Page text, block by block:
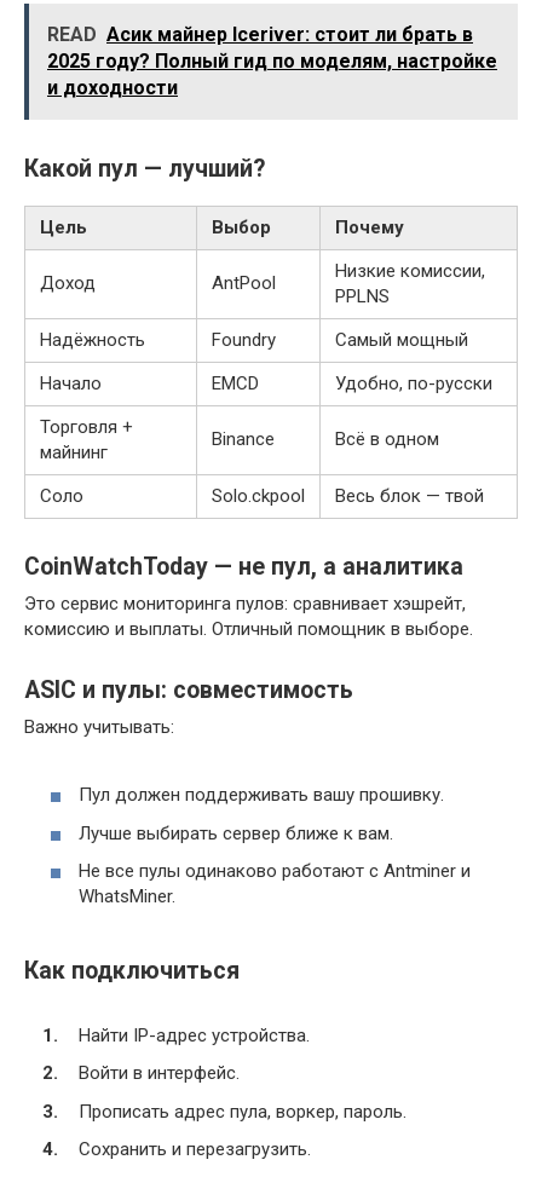
READ Асик майнер Iceriver: стоит ли брать в
2025 году? Полный гид по моделям, настройке
и доходности
Какой пул — лучший?
Цель Выбор Почему
Доход AntPool
Низкие комиссии,
PPLNS
Надёжность
Foundry
Самый мощный
Начало
EMCD
Удобно, по-русски
Торговля +
майнинг
Binance Всё в одном
Соло Solo.ckpool Весь блок — твой
CoinWatchToday — не пул, а аналитика
Это сервис мониторинга пулов: сравнивает хэшрейт,
комиссию и выплаты. Отличный помощник в выборе.
ASIC и пулы: совместимость
Важно учитывать:
Пул должен поддерживать вашу прошивку.
Лучше выбирать сервер ближе к вам.
Не все пулы одинаково работают с Antminer и
WhatsMiner.
Как подключиться
Найти IP-адрес устройства.
Войти в интерфейс.
Прописать адрес пула, воркер, пароль.
Сохранить и перезагрузить.